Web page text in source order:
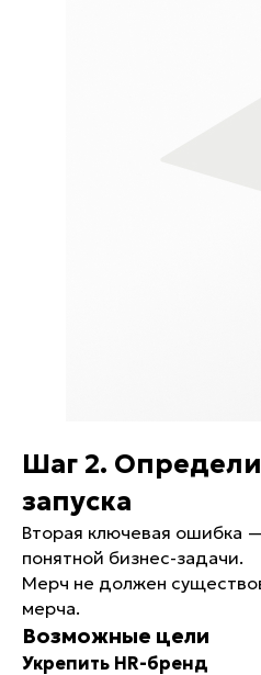
Шаг 2.
запуска
Вторая ключевая ошибка
понятной бизнес-задачи.
Мерч не должен
мерча.
Возможные цели
Укрепить HR-бренд